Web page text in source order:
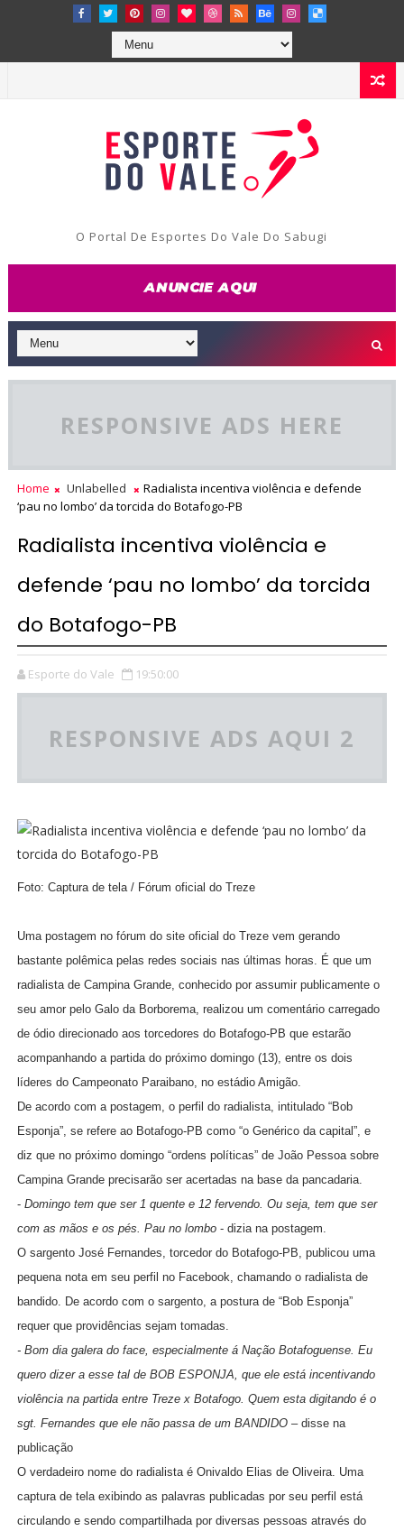
O Portal De Esportes Do Vale Do Sabugi
RESPONSIVE ADS HERE
Home Unlabelled
Radialista incentiva violência e defende
‘pau no lombo’ da torcida do Botafogo-PB
Radialista incentiva violência e
defende ‘pau no lombo’ da torcida
do Botafogo-PB
Esporte do Vale 19:50:00
RESPONSIVE ADS AQUI 2
Foto: Captura de tela / Fórum oficial do Treze
Uma postagem no fórum do site oficial do Treze vem gerando
bastante polêmica pelas redes sociais nas últimas horas. É que um
radialista de Campina Grande, conhecido por assumir publicamente o
seu amor pelo Galo da Borborema, realizou um comentário carregado
de ódio direcionado aos torcedores do Botafogo-PB que estarão
acompanhando a partida do próximo domingo (13), entre os dois
líderes do Campeonato Paraibano, no estádio Amigão.
De acordo com a postagem, o perfil do radialista, intitulado “Bob
Esponja”, se refere ao Botafogo-PB como “o Genérico da capital”, e
diz que no próximo domingo “ordens políticas” de João Pessoa sobre
Campina Grande precisarão ser acertadas na base da pancadaria.
- Domingo tem que ser 1 quente e 12 fervendo. Ou seja, tem que ser
com as mãos e os pés. Pau no lombo - dizia na postagem.
O sargento José Fernandes, torcedor do Botafogo-PB, publicou uma
pequena nota em seu perfil no Facebook, chamando o radialista de
bandido. De acordo com o sargento, a postura de “Bob Esponja”
requer que providências sejam tomadas.
- Bom dia galera do face, especialmente á Nação Botafoguense. Eu
quero dizer a esse tal de BOB ESPONJA, que ele está incentivando
violência na partida entre Treze x Botafogo. Quem esta digitando é o
sgt. Fernandes que ele não passa de um BANDIDO – disse na
publicação
O verdadeiro nome do radialista é Onivaldo Elias de Oliveira. Uma
captura de tela exibindo as palavras publicadas por seu perfil está
circulando e sendo compartilhada por diversas pessoas através do